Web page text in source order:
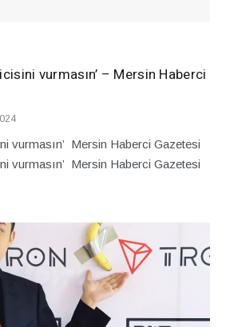
vurmasın’ – Mersin Haberci
vurmasın’ Mersin Haberci Gazetesi
vurmasın’ Mersin Haberci Gazetesi